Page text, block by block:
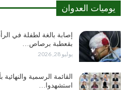
يوميات العدوان
إصابة بالغة لطفلة في
بقعطبة برصاص…
يوليو 28, 2026
القائمة الرسمية
استشهدوا…